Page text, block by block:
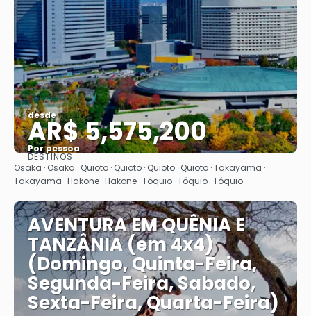
desde
AR$ 5,575,200
Por pessoa
Vejo
DESTINOS
Osaka · Osaka · Quioto · Quioto · Quioto · Quioto · Takayama ·
Takayama · Hakone · Hakone · Tóquio · Tóquio · Tóquio
AVENTURA EM QUÊNIA E
TANZÂNIA (em 4x4)
(Domingo, Quinta-Feira,
Segunda-Feira, Sabado,
Sexta-Feira, Quarta-Feira)